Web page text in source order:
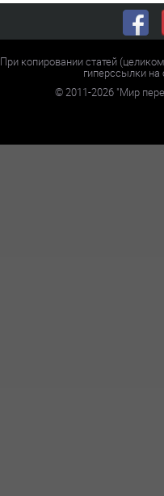
При копировании статей
гиперссылки на
©2011-2026 "Мир